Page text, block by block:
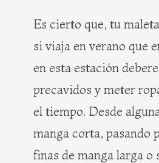
Es cierto que, tu
si viaja en verano que
en esta estación
precavidos y meter
el tiempo. Desde
manga corta, pasando
finas de manga larga o